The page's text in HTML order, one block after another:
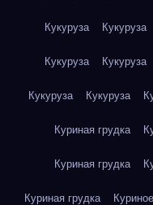
Кукуруза Кукуруза
Кукуруза Кукуруза
Кукуруза Кукуруза
Куриная грудка
Куриная грудка
Куриная грудка